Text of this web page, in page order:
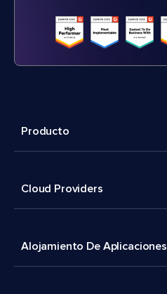
Producto
Cloud Providers
Alojamiento De Aplicaciones